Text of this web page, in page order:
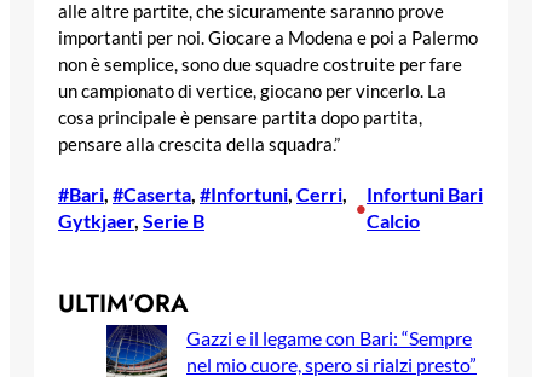
alle altre partite, che sicuramente saranno prove
importanti per noi. Giocare a Modena e poi a Palermo
non è semplice, sono due squadre costruite per fare
un campionato di vertice, giocano per vincerlo. La
cosa principale è pensare partita dopo partita,
pensare alla crescita della squadra.”
#Bari #Caserta #Infortuni Cerri
Gytkjaer, Serie B
•
Infortuni Bari
Calcio
ULTIM’ORA
Gazzi e il legame con Bari: “Sempre
nel mio cuore, spero si rialzi presto”